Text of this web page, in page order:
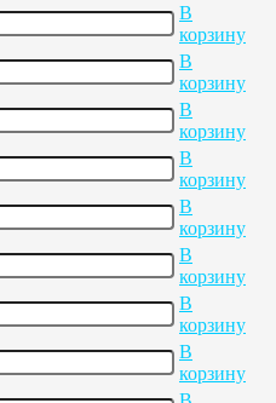
В
корзину
В
корзину
В
корзину
В
корзину
В
корзину
В
корзину
В
корзину
В
корзину